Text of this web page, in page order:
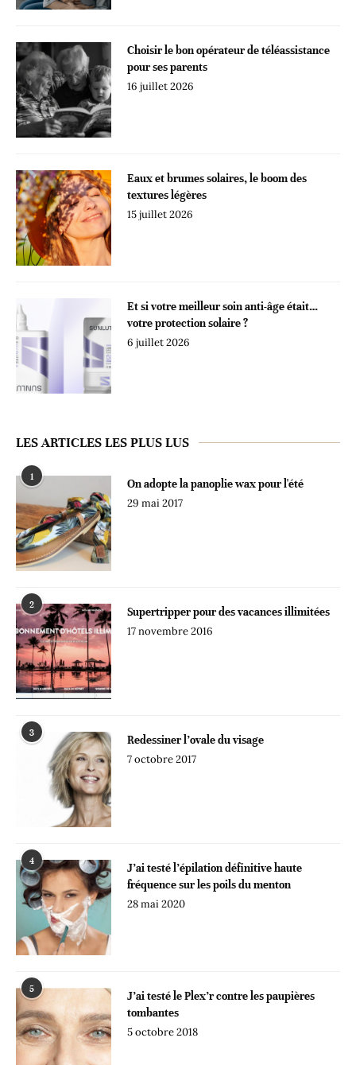
Choisir le bon opérateur de téléassistance
pour ses parents
16 juillet 2026
Eaux et brumes solaires, le boom des
textures légères
15 juillet 2026
Et si votre meilleur soin anti-âge était…
votre protection solaire ?
6 juillet 2026
LES ARTICLES LES PLUS LUS
1
On adopte la panoplie wax pour l'été
29 mai 2017
2
Supertripper pour des vacances illimitées
17 novembre 2016
3
Redessiner l’ovale du visage
7 octobre 2017
4
J’ai testé l’épilation définitive haute
fréquence sur les poils du menton
28 mai 2020
5
J’ai testé le Plex’r contre les paupières
tombantes
5 octobre 2018